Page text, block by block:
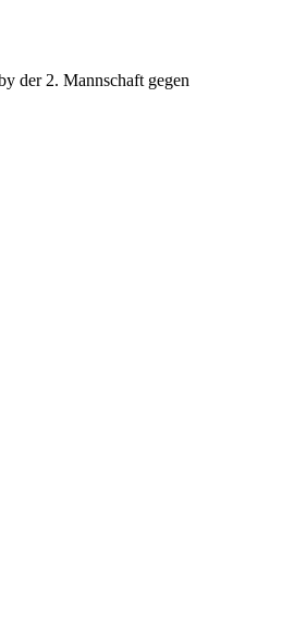
der 2. Mannschaft gegen